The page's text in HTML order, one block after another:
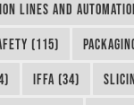
LINES AND
(115)
IFFA (34)